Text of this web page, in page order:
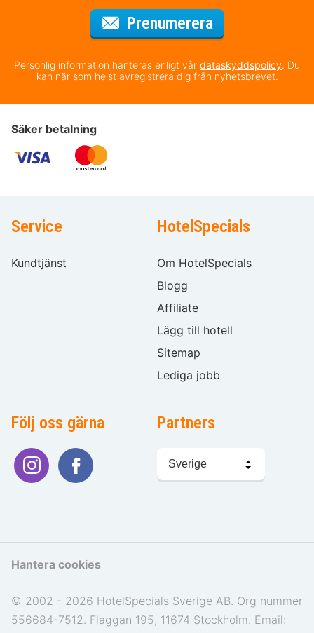
Prenumerera
Personlig information hanteras enligt vår dataskyddspolicy. Du
kan när som helst avregistrera dig från nyhetsbrevet.
Säker betalning
Service
Kundtjänst
HotelSpecials
Om HotelSpecials
Blogg
Affiliate
Lägg till hotell
Sitemap
Lediga jobb
Följ oss gärna Partners
språk
Hantera cookies
© 2002 - 2026 HotelSpecials Sverige AB. Org nummer
556684-7512. Flaggan 195, 11674 Stockholm. Email: